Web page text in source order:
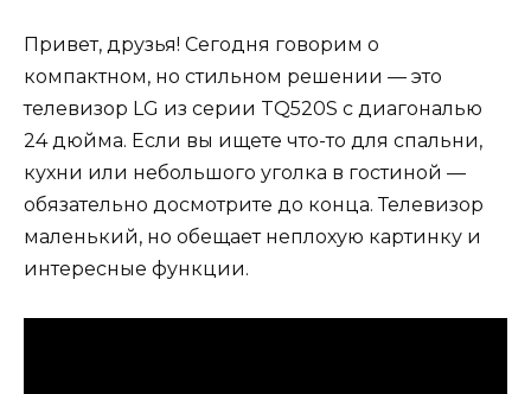
Привет, друзья! Сегодня говорим о
компактном, но стильном решении — это
телевизор LG из серии TQ520S с диагональю
24 дюйма. Если вы ищете что-то для спальни,
кухни или небольшого уголка в гостиной —
обязательно досмотрите до конца. Телевизор
маленький, но обещает неплохую картинку и
интересные функции.